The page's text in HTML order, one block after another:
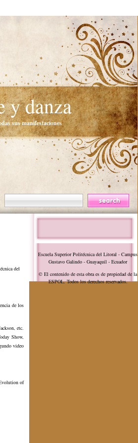
y danza
sus manifestaciones
del
de los
etc.
Show,
video
of
Escuela Superior Politécnica del Litoral - Campus
Gustavo Galindo - Guayaquil - Ecuador
© El contenido de esta obra es de propiedad de la
ESPOL. Todos los derechos reservados.